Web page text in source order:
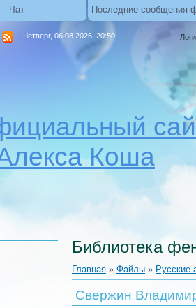
Чат Последние сообщения
Четверг, 06.08.2026, 20:50
Коша
Библиотека
Главная » Файлы » Русские
Свержин